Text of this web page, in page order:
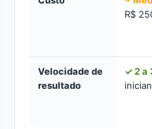
R$
Velocidade de
resultado
✓ 2 a